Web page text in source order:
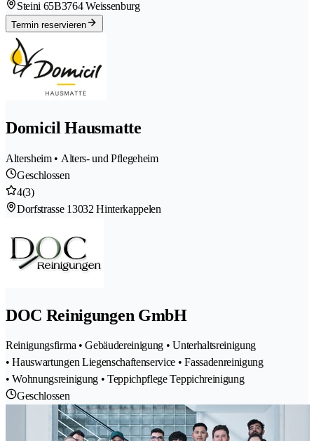
Steini 65B3764 Weissenburg
Termin reservieren
Domicil Hausmatte
Altersheim • Alters- und Pflegeheim
Geschlossen
4(3)
Dorfstrasse 13032 Hinterkappelen
DOC Reinigungen GmbH
Reinigungsfirma • Gebäudereinigung • Unterhaltsreinigung
• Hauswartungen Liegenschaftenservice • Fassadenreinigung
• Wohnungsreinigung • Teppichpflege Teppichreinigung
Geschlossen